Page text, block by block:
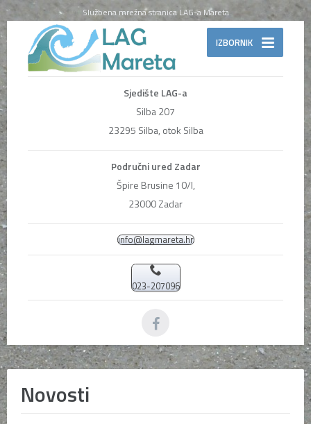
Službena mrežna stranica LAG-a Mareta
IZBORNIK
Sjedište LAG-a
Silba 207
23295 Silba, otok Silba
Područni ured Zadar
Špire Brusine 10/I,
23000 Zadar
info@lagmareta.hr
023-207096
Novosti